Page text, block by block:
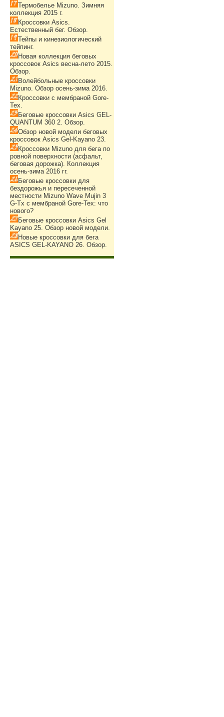
Термобелье Mizuno. Зимняя
коллекция 2015 г.
Кроссовки Asics.
Естественный бег. Обзор.
Тейпы и кинезиологический
тейпинг.
Новая коллекция беговых
кроссовок Asics весна-лето 2015.
Обзор.
Волейбольные кроссовки
Mizuno. Обзор осень-зима 2016.
Кроссовки с мембраной Gore-
Tex.
Беговые кроссовки Asics GEL-
QUANTUM 360 2. Обзор.
Обзор новой модели беговых
кроссовок Asics Gel-Kayano 23.
Кроссовки Mizuno для бега по
ровной поверхности (асфальт,
беговая дорожка). Коллекция
осень-зима 2016 гг.
Беговые кроссовки для
бездорожья и пересеченной
местности Mizuno Wave Mujin 3
G-Tx с мембраной Gore-Tex: что
нового?
Беговые кроссовки Asics Gel
Kayano 25. Обзор новой модели.
Новые кроссовки для бега
ASICS GEL-KAYANO 26. Обзор.